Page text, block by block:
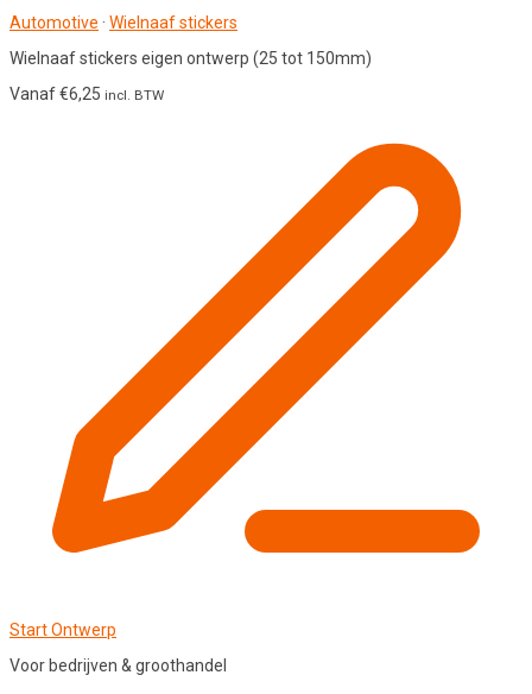
Automotive · Wielnaaf stickers
Wielnaaf stickers eigen ontwerp (25 tot 150mm)
Vanaf€6,25 incl. BTW
Start Ontwerp
Voor bedrijven & groothandel